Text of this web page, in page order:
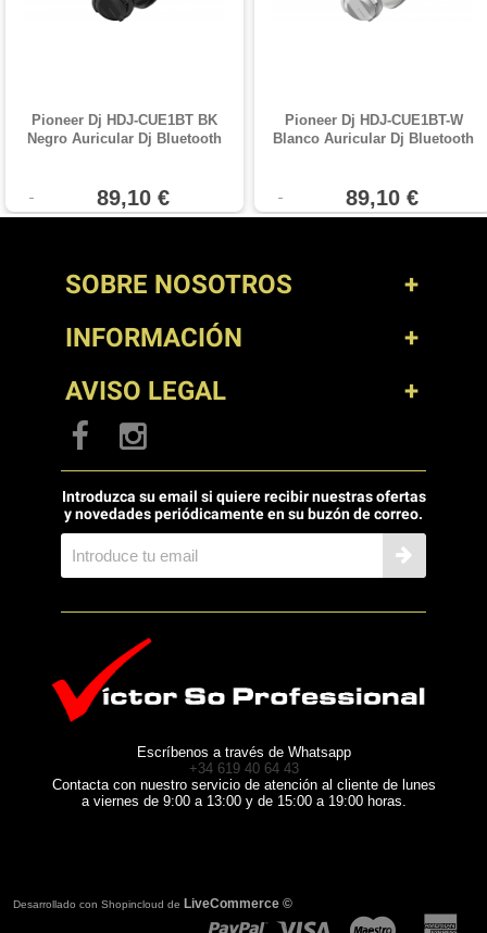
Pioneer Dj HDJ-CUE1BT BK
Negro Auricular Dj Bluetooth
89,10 €
Pioneer Dj HDJ-CUE1BT-W
Blanco Auricular Dj Bluetooth
89,10 €
SOBRE NOSOTROS
INFORMACIÓN
AVISO LEGAL
Introduzca su email si quiere recibir nuestras ofertas
y novedades periódicamente en su buzón de correo.
Escríbenos a través de Whatsapp
+34 619 40 64 43
Contacta con nuestro servicio de atención al cliente de lunes
a viernes de 9:00 a 13:00 y de 15:00 a 19:00 horas.
Desarrollado con Shopincloud de LiveCommerce ©